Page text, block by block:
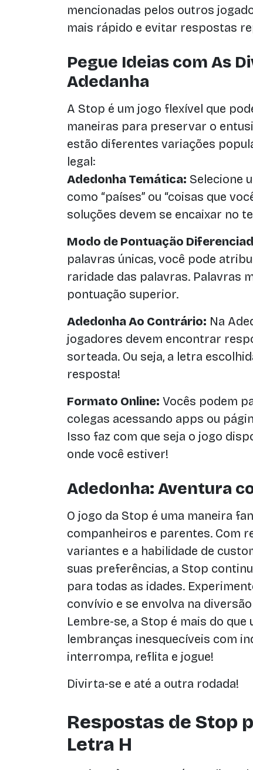
mencionadas pelos outros
mais rápido e evitar respostas
Pegue Ideias com As
Adedanha
A Stop é um jogo flexível que
maneiras para preservar o
estão diferentes variações
legal:
Adedonha Temática: Selecione
como “países” ou “coisas que
soluções devem se encaixar no
Modo de Pontuação
palavras únicas, você pode
raridade das palavras. Palavras
pontuação superior.
Adedonha Ao Contrário: Na
jogadores devem encontrar
sorteada. Ou seja, a letra
resposta!
Formato Online: Vocês podem
colegas acessando apps ou
Isso faz com que seja o jogo
onde você estiver!
Adedonha: Aventura
O jogo da Stop é uma maneira
companheiros e parentes. Com
variantes e a habilidade de
suas preferências, a Stop
para todas as idades.
convívio e se envolva na
Lembre-se, a Stop é mais do
lembranças inesquecíveis com
interrompa, reflita e jogue!
Divirta-se e até a outra rodada!
Respostas de Stop
Letra H